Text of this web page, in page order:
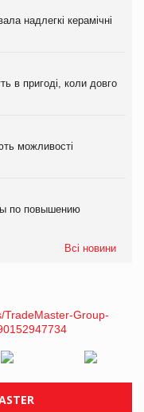
надлегкі керамічні
в пригоді, коли довго
можливості
по повышению
Всі новини